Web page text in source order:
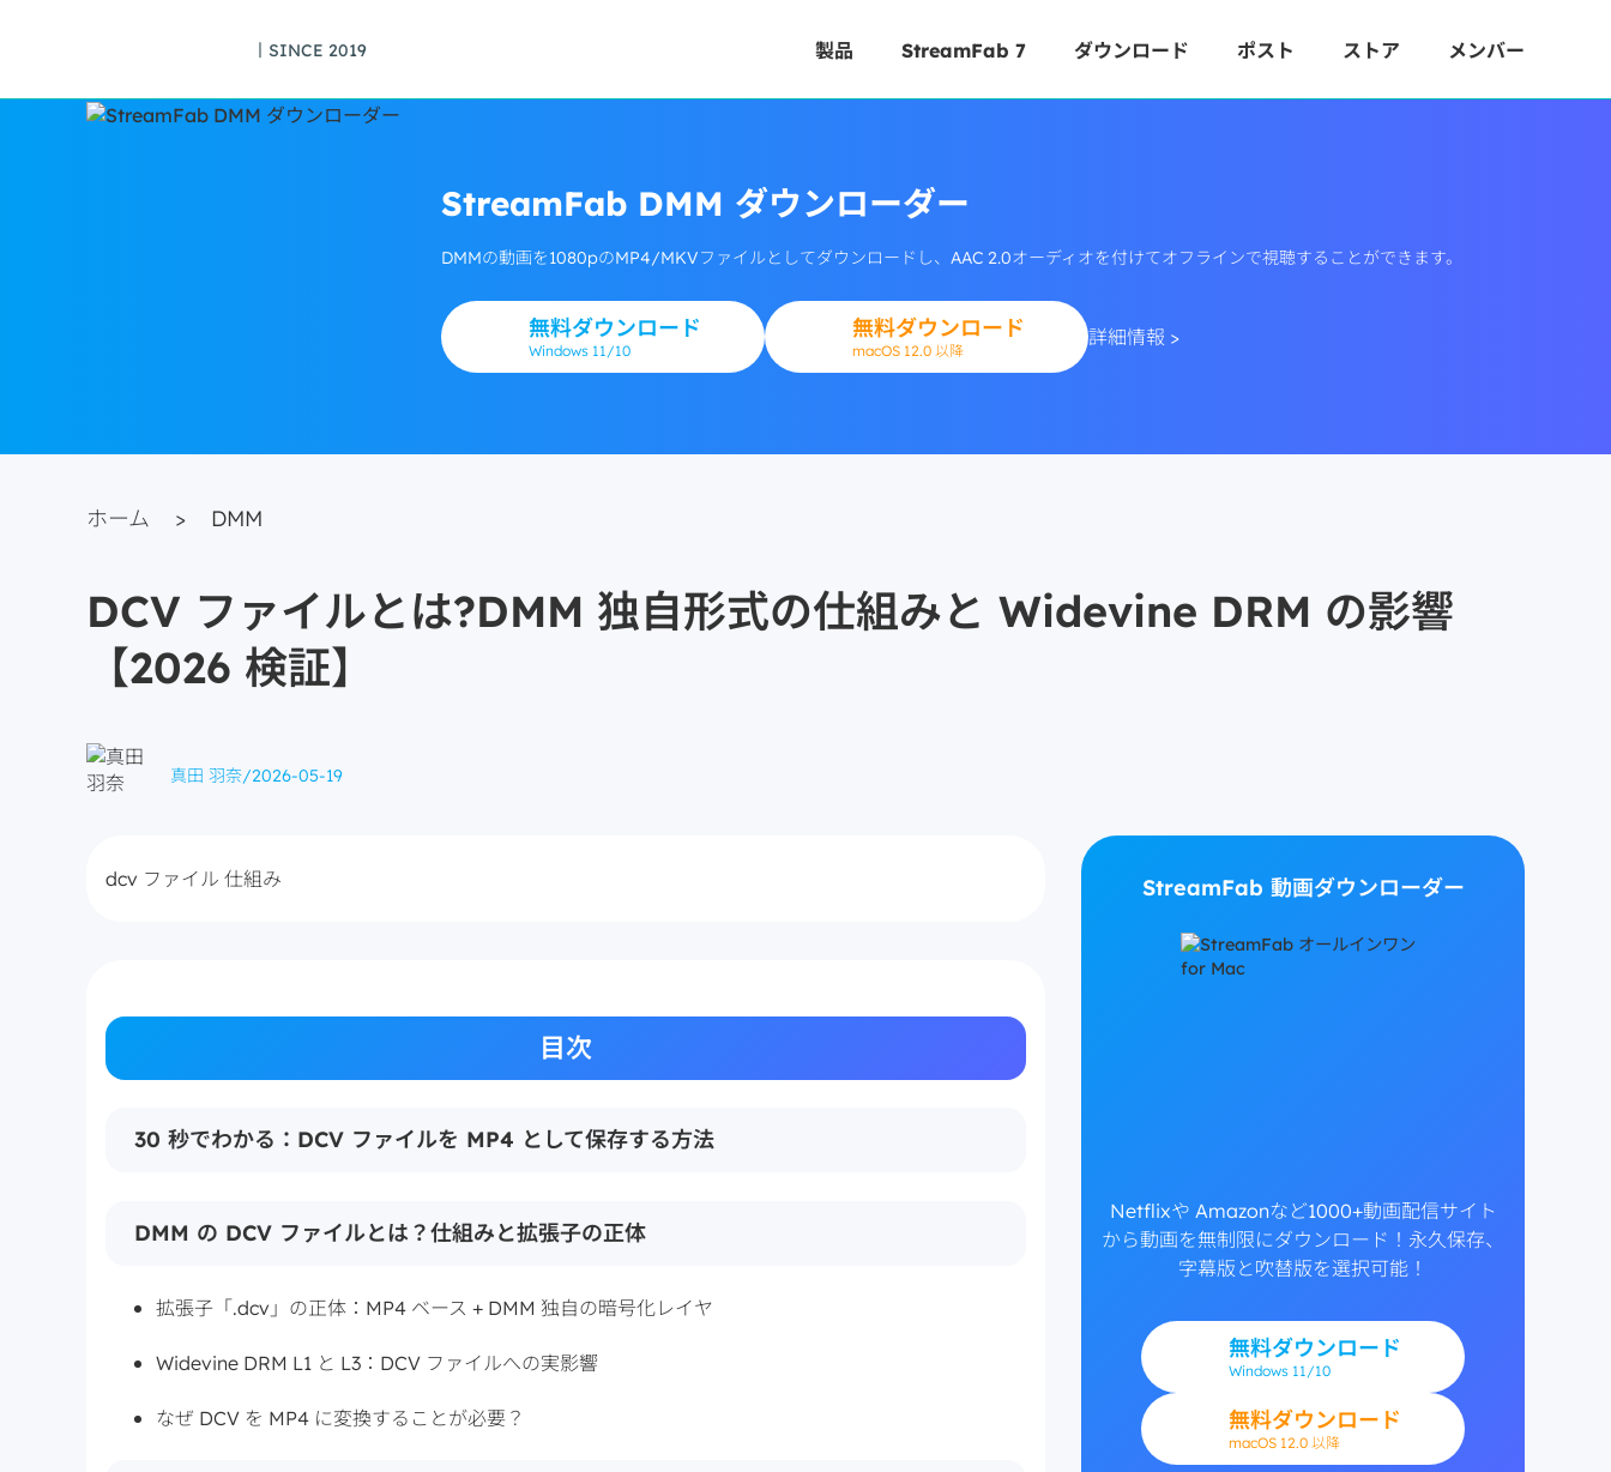
丨SINCE 2019 製品 StreamFab 7 ダウンロード ポスト ストア メンバー
StreamFab DMM ダウンローダー
DMMの動画を1080pのMP4/MKVファイルとしてダウンロードし、AAC 2.0オーディオを付けてオフラインで視聴することができます。
無料ダウンロード
Windows 11/10
無料ダウンロード
macOS 12.0 以降
詳細情報 >
ホーム > DMM
DCV ファイルとは?DMM 独自形式の仕組みと Widevine DRM の影響
【2026 検証】
真田 羽奈/2026-05-19
dcv ファイル 仕組み
目次
30 秒でわかる：DCV ファイルを MP4 として保存する方法
DMM の DCV ファイルとは？仕組みと拡張子の正体
拡張子「.dcv」の正体：MP4 ベース + DMM 独自の暗号化レイヤ
Widevine DRM L1 と L3：DCV ファイルへの実影響
なぜ DCV を MP4 に変換することが必要？
StreamFab 動画ダウンローダー
Netflixや Amazonなど1000+動画配信サイト
から動画を無制限にダウンロード！永久保存、
字幕版と吹替版を選択可能！
無料ダウンロード
Windows 11/10
無料ダウンロード
macOS 12.0 以降